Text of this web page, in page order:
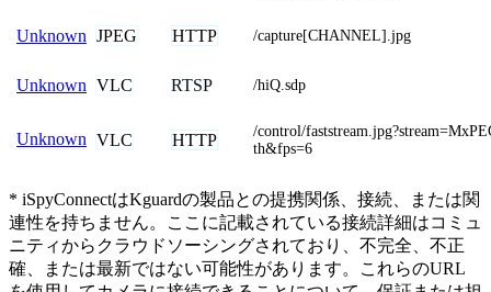
Unknown JPEG HTTP /capture[CHANNEL].jpg
Unknown VLC RTSP /hiQ.sdp
Unknown VLC HTTP
/control/
th&fps=6
* iSpyConnectはKguardの製品との提携関係、接続、または関
連性を持ちません。ここに記載されている接続詳細はコミュ
ニティからクラウドソーシングされており、不完全、不正
確、または最新ではない可能性があります。これらのURL